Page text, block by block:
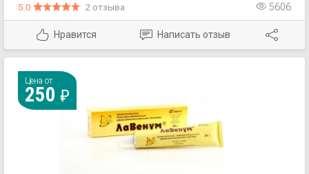
трофические язвы голени; слоновость;
поверхностный перифлебит; лимфангит;
поверхностный мастит; локализованные
инфильтраты и отеки; травмы и ушибы без нарушения
ткани, сухожилий, суставов); подкожная гематома.
5.0 2 отзыва 5606
Нравится Написать отзыв
Цена от
250